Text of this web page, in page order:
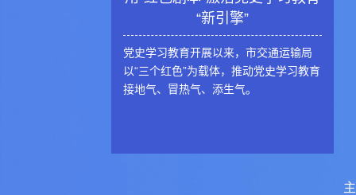
“新引擎”
党史学习教育开展以来，市交通运输局
以“三个红色”为载体，推动党史学习教育
接地气、冒热气、添生气。